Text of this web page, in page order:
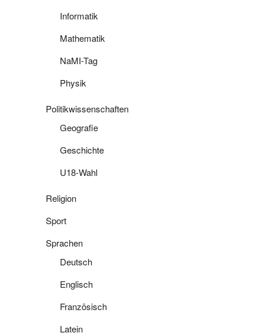
Informatik
Mathematik
NaMI-Tag
Physik
Politikwissenschaften
Geografie
Geschichte
U18-Wahl
Religion
Sport
Sprachen
Deutsch
Englisch
Französisch
Latein